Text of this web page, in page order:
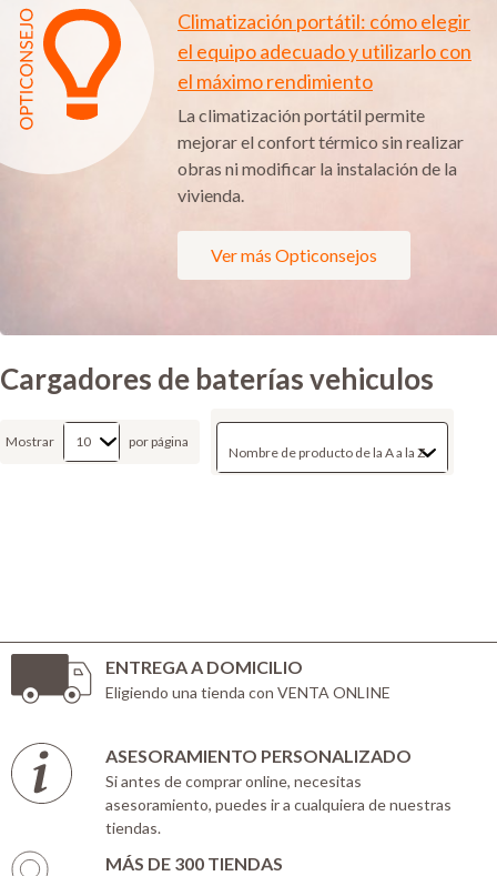
Climatización portátil: cómo elegir
el equipo adecuado y utilizarlo con
el máximo rendimiento
La climatización portátil permite
mejorar el confort térmico sin realizar
obras ni modificar la instalación de la
vivienda.
Ver más Opticonsejos
Cargadores de baterías vehiculos
Mostrar por página
ENTREGA A DOMICILIO
Eligiendo una tienda con VENTA ONLINE
ASESORAMIENTO PERSONALIZADO
Si antes de comprar online, necesitas
asesoramiento, puedes ir a cualquiera de nuestras
tiendas.
MÁS DE 300 TIENDAS